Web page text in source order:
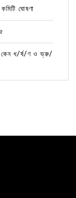
ঘোষণা
কেন ধ/র্ষ/ণ ও ভ্রু/